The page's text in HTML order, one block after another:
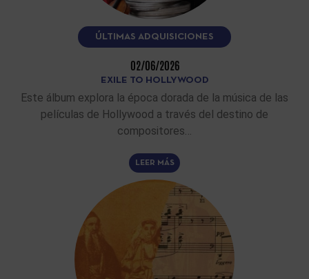
ÚLTIMAS ADQUISICIONES
02/06/2026
EXILE TO HOLLYWOOD
Este álbum explora la época dorada de la música de las
películas de Hollywood a través del destino de
compositores…
LEER MÁS